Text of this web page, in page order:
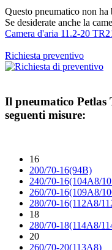
Questo pneumatico non ha
Se desiderate anche la
Camera d'aria 11.2-20
Richiesta preventivo
Il pneumatico Petlas
seguenti misure:
16
200/70-16(94B)
240/70-16(104A8/
260/70-16(109A8/
280/70-16(112A8/
18
280/70-18(114A8/
20
260/70-20(113A8)